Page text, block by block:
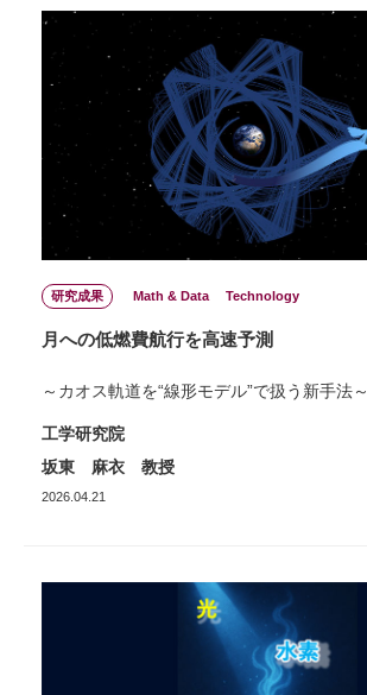
研究成果 Math & Data Technology
月への低燃費航行を高速予測
～カオス軌道を“線形モデル”で扱う新手法～
工学研究院
坂東 麻衣 教授
2026.04.21